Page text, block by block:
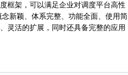
框架，可以满足企业对调度平台高性
新颖、体系完整、功能全面、使用简
灵活的扩展，同时还具备完整的应用